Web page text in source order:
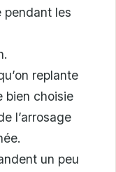
pendant les
replante
bien choisie
l’arrosage
un peu